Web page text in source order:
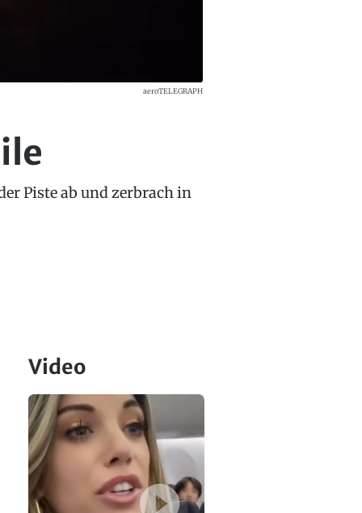
aeroTELEGRAPH
Piste ab und zerbrach in
Video